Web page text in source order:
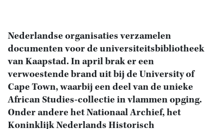
Nederlandse organisaties verzamelen
documenten voor de universiteitsbibliotheek
van Kaapstad. In april brak er een
verwoestende brand uit bij de University of
Cape Town, waarbij een deel van de unieke
African Studies-collectie in vlammen opging.
Onder andere het Nationaal Archief, het
Koninklijk Nederlands Historisch